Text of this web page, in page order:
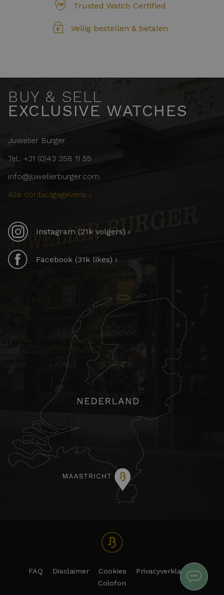
Trusted Watch Certified
Veilig bestellen & betalen
BUY & SELL
EXCLUSIVE WATCHES
Juwelier Burger
Tel.: +31 (0)43 358 11 55
info@juwelierburger.com
Alle contactgegevens ›
Instagram (21k volgers) ›
Facebook (31k likes) ›
FAQ Disclaimer Cookies
Privacyverklaring
Colofon